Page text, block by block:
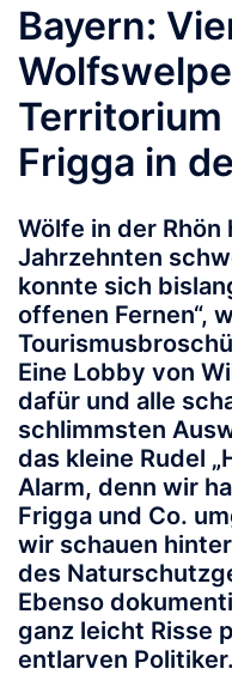
Bayern:
Territorium
Frigga in
Wölfe in der Rhön
Jahrzehnten
konnte sich
offenen Fernen“,
Eine Lobby von
dafür und alle
schlimmsten
das kleine Rudel
Alarm, denn wir
Frigga und Co.
wir schauen
des
Ebenso
ganz leicht Risse
entlarven Politiker.